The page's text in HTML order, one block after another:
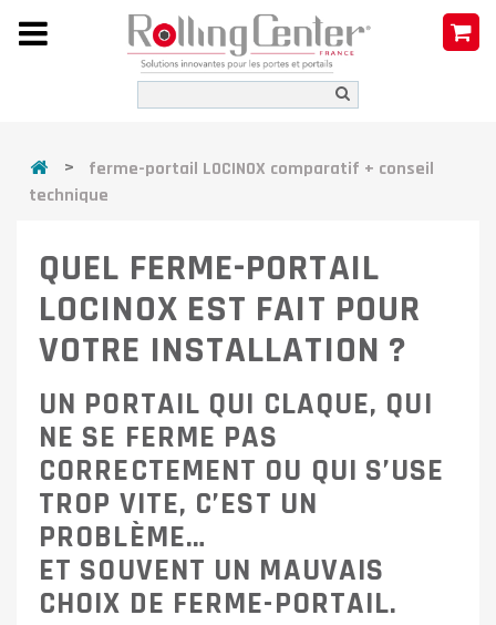
>
ferme-portail LOCINOX comparatif + conseil
technique
QUEL FERME-PORTAIL
LOCINOX EST FAIT POUR
VOTRE INSTALLATION ?
UN PORTAIL QUI CLAQUE, QUI
NE SE FERME PAS
CORRECTEMENT OU QUI S’USE
TROP VITE, C’EST UN
PROBLÈME…
ET SOUVENT UN MAUVAIS
CHOIX DE FERME-PORTAIL.